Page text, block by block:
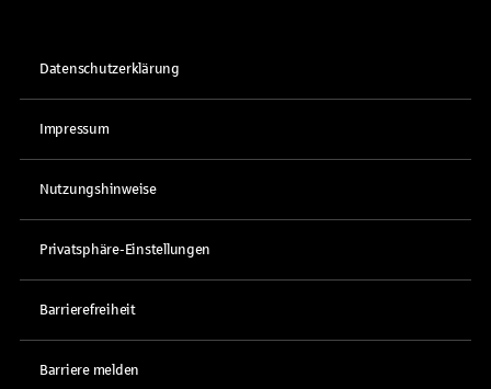
Datenschutzerklärung
Impressum
Nutzungshinweise
Privatsphäre-Einstellungen
Barrierefreiheit
Barriere melden